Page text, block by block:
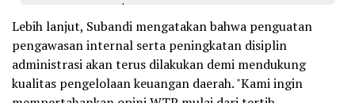
Lebih lanjut, Subandi mengatakan bahwa penguatan
pengawasan internal serta peningkatan disiplin
administrasi akan terus dilakukan demi mendukung
kualitas pengelolaan keuangan daerah. "Kami ingin